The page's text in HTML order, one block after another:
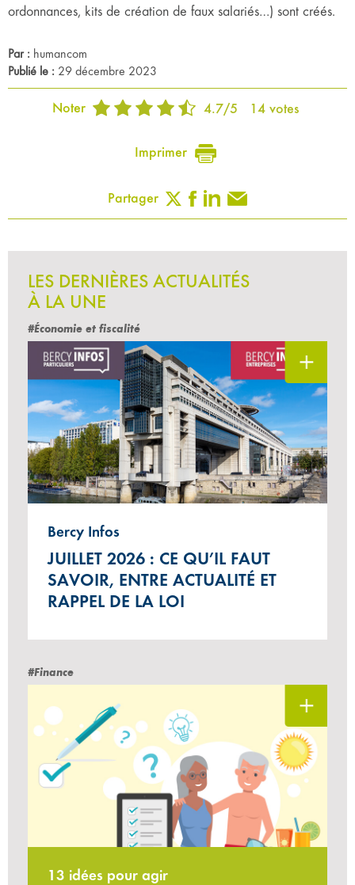
ordonnances, kits de création de faux salariés…) sont créés.
Par : humancom
Publié le : 29 décembre 2023
Noter 4.7/5 14 votes
Imprimer
Partager
LES DERNIÈRES ACTUALITÉS
À LA UNE
#Économie et fiscalité
Bercy Infos
JUILLET 2026 : CE QU’IL FAUT
SAVOIR, ENTRE ACTUALITÉ ET
RAPPEL DE LA LOI
#Finance
13 idées pour agir